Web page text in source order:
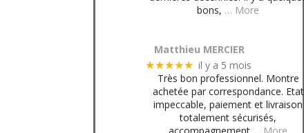
bons, … More
Matthieu MERCIER
★★★★★ il y a 5 mois
Très bon professionnel. Montre
achetée par correspondance. Etat
impeccable, paiement et livraison
totalement sécurisés,